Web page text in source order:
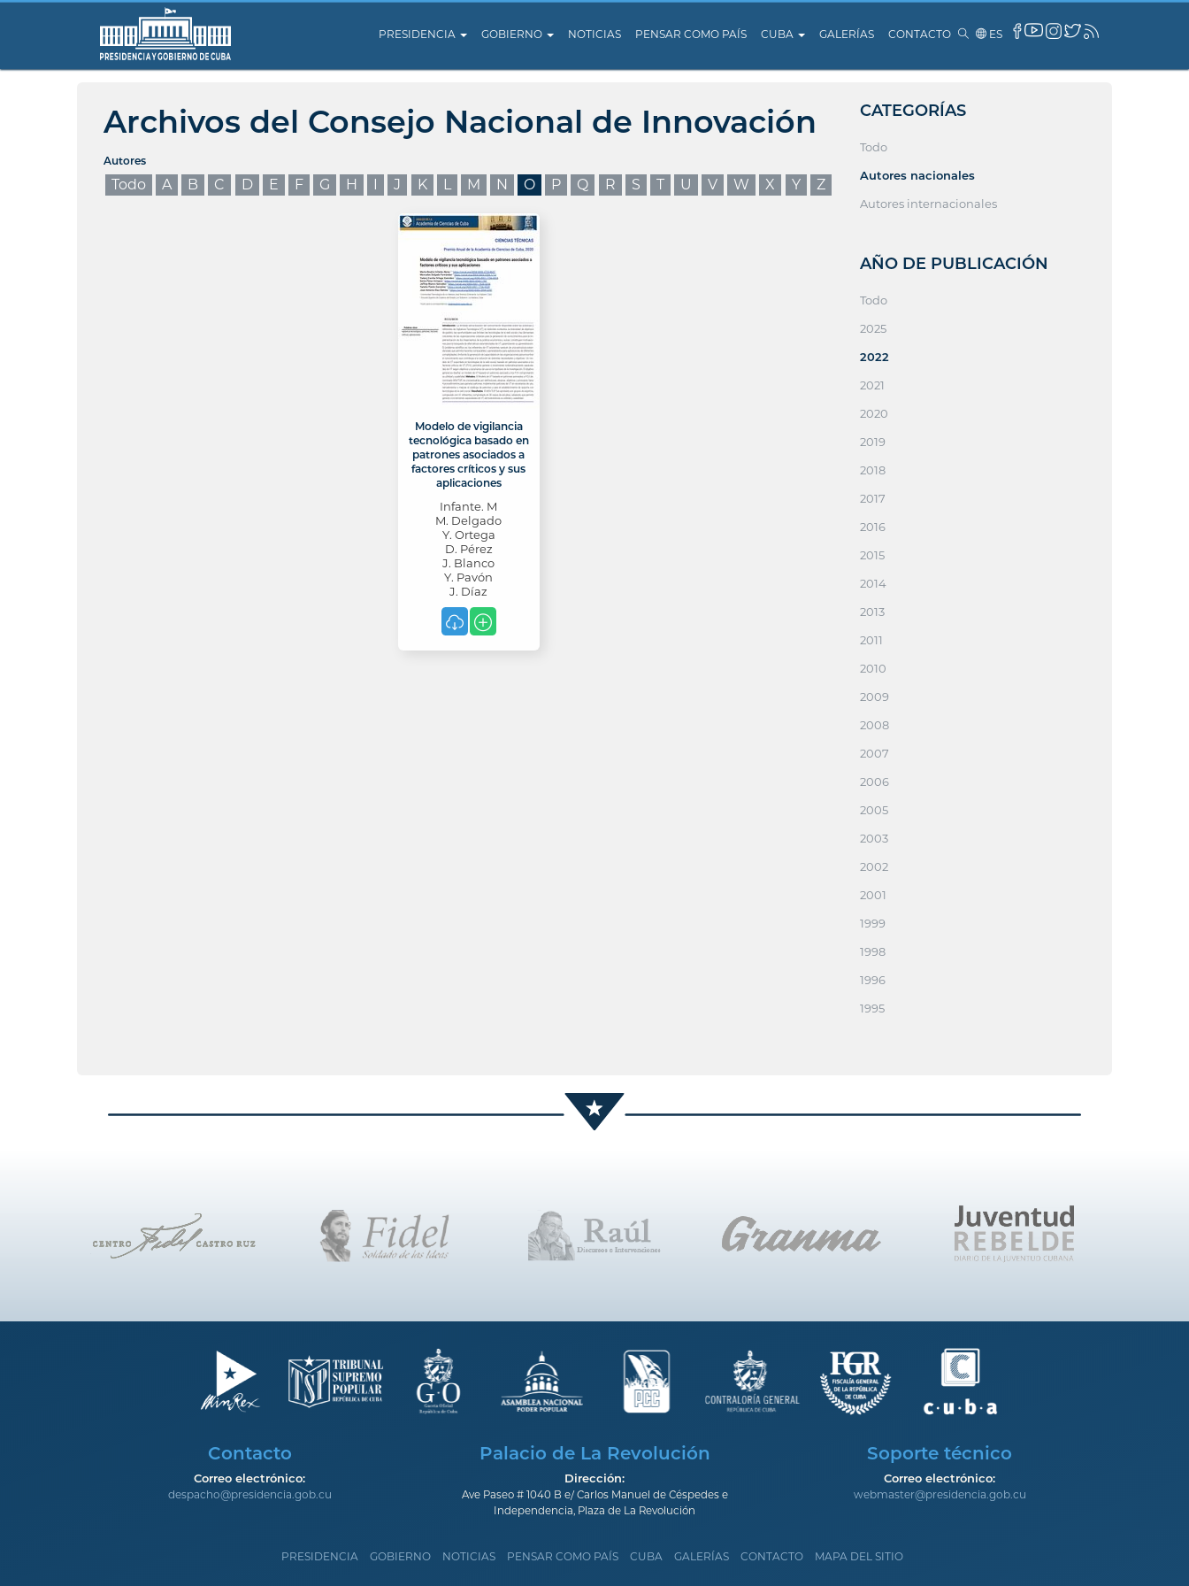
PRESIDENCIA GOBIERNO NOTICIAS PENSAR COMO PAÍS CUBA GALERÍAS CONTACTO ES
Archivos del Consejo Nacional de Innovación
Autores
Todo A B C D E F G H I J K L M N O P Q R S T U V W X Y Z
Modelo de vigilancia
tecnológica basado en
patrones asociados a
factores críticos y sus
aplicaciones
Infante. M
M. Delgado
Y. Ortega
D. Pérez
J. Blanco
Y. Pavón
J. Díaz
CATEGORÍAS
Todo
Autores nacionales
Autores internacionales
AÑO DE PUBLICACIÓN
Todo
2025
2022
2021
2020
2019
2018
2017
2016
2015
2014
2013
2011
2010
2009
2008
2007
2006
2005
2003
2002
2001
1999
1998
1996
1995
Contacto
Correo electrónico:
despacho@presidencia.gob.cu
Palacio de La Revolución
Dirección:
Ave Paseo # 1040 B e/ Carlos Manuel de Céspedes e
Independencia, Plaza de La Revolución
Soporte técnico
Correo electrónico:
webmaster@presidencia.gob.cu
PRESIDENCIA GOBIERNO NOTICIAS PENSAR COMO PAÍS CUBA GALERÍAS CONTACTO MAPA DEL SITIO